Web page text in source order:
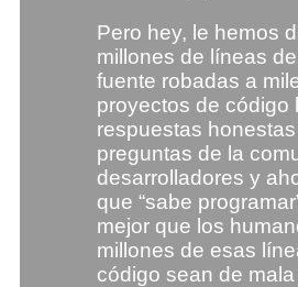
Pero hey, le hemos
millones de líneas
fuente robadas a
proyectos de código
respuestas
preguntas de la
desarrolladores y
que “sabe
mejor que los
millones de esas
código sean de